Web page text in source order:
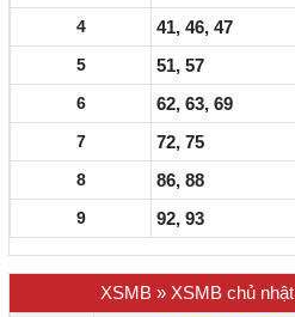
4 41, 46, 47
5 51, 57
6 62, 63, 69
7 72, 75
8 86, 88
9 92, 93
XSMB » XSMB chủ nhật